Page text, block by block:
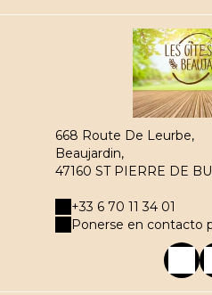
668 Route De Leurbe,
Beaujardin,
47160 ST PIERRE DE
+33 6 70 11 34 01
Ponerse en contacto